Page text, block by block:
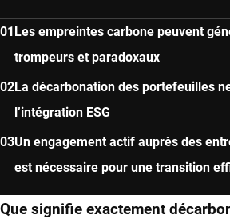
Les empreintes carbone peuvent
trompeurs et paradoxaux
La décarbonation des portefeuilles
l’intégration ESG
Un engagement actif auprès des
est nécessaire pour une transition
Que signifie exactement